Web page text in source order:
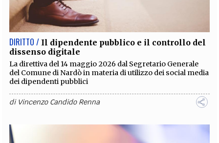
EXTRA
CODICI RUBRICHE LIBRI PROCEEDINGS
SOCIAL MEDIA
DIRITTO / Il dipendente pubblico e il controllo del
dissenso digitale
La direttiva del 14 maggio 2026 dal Segretario Generale
del Comune di Nardò in materia di utilizzo dei social media
dei dipendenti pubblici
di Vincenzo Candido Renna